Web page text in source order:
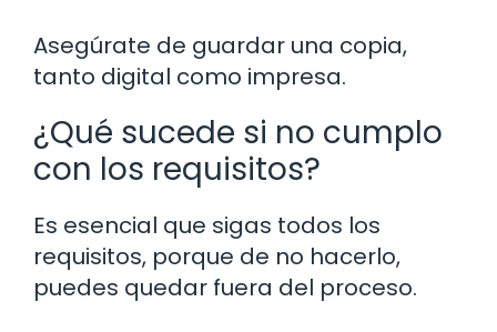
Asegúrate de guardar una copia,
tanto digital como impresa.
¿Qué sucede si no cumplo
con los requisitos?
Es esencial que sigas todos los
requisitos, porque de no hacerlo,
puedes quedar fuera del proceso.